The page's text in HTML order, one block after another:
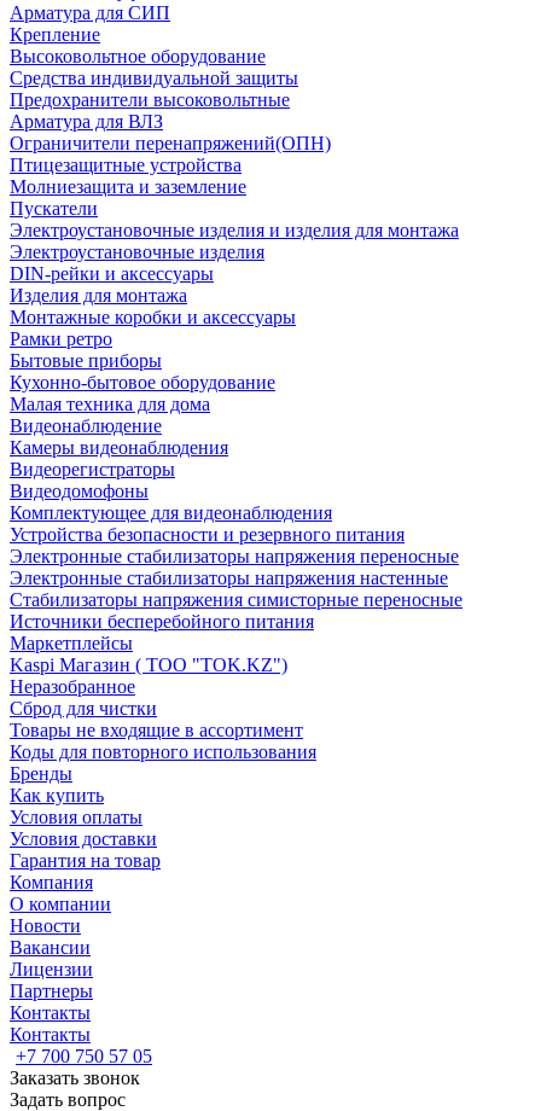
Арматура для СИП
Крепление
Высоковольтное оборудование
Средства индивидуальной защиты
Предохранители высоковольтные
Арматура для ВЛЗ
Ограничители перенапряжений(ОПН)
Птицезащитные устройства
Молниезащита и заземление
Пускатели
Электроустановочные изделия и изделия для монтажа
Электроустановочные изделия
DIN-рейки и аксессуары
Изделия для монтажа
Монтажные коробки и аксессуары
Рамки ретро
Бытовые приборы
Кухонно-бытовое оборудование
Малая техника для дома
Видеонаблюдение
Камеры видеонаблюдения
Видеорегистраторы
Видеодомофоны
Комплектующее для видеонаблюдения
Устройства безопасности и резервного питания
Электронные стабилизаторы напряжения переносные
Электронные стабилизаторы напряжения настенные
Стабилизаторы напряжения симисторные переносные
Источники бесперебойного питания
Маркетплейсы
Kaspi Магазин ( ТОО "TOK.KZ")
Неразобранное
Сброд для чистки
Товары не входящие в ассортимент
Коды для повторного использования
Бренды
Как купить
Условия оплаты
Условия доставки
Гарантия на товар
Компания
О компании
Новости
Вакансии
Лицензии
Партнеры
Контакты
Контакты
+7 700 750 57 05
Заказать звонок
Задать вопрос